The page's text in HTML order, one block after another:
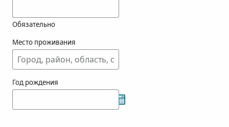
Обязательно
Место проживания
Год рождения